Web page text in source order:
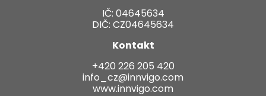
IČ: 04645634
DIČ: CZ04645634
Kontakt
+420 226 205 420
info_cz@innvigo.com
www.innvigo.com